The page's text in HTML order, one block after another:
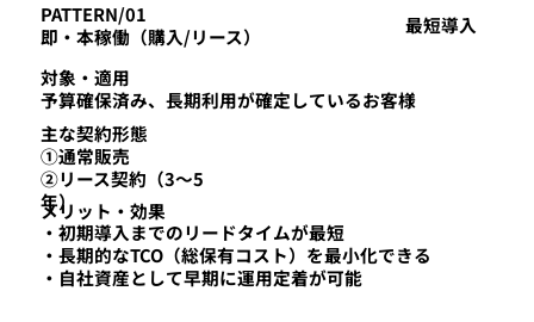
PATTERN/01
即・本稼働（購入/リース）
対象・適用
予算確保済み、長期利用が確定しているお客様
主な契約形態
①通常販売
②リース契約（3～5
年）
​メリット・効果
・初期導入までのリードタイムが最短
・長期的なTCO（総保有コスト）を最小化できる
・自社資産として早期に運用定着が可能
最短導入